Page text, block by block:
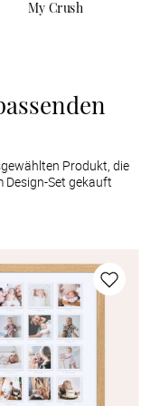
My Crush
Produkt, die
Design-Set gekauft